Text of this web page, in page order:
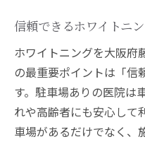
信頼できるホワイトニ
ホワイトニングを大阪府
の最重要ポイントは「信
す。駐車場ありの医院は
れや高齢者にも安心して
車場があるだけでなく、